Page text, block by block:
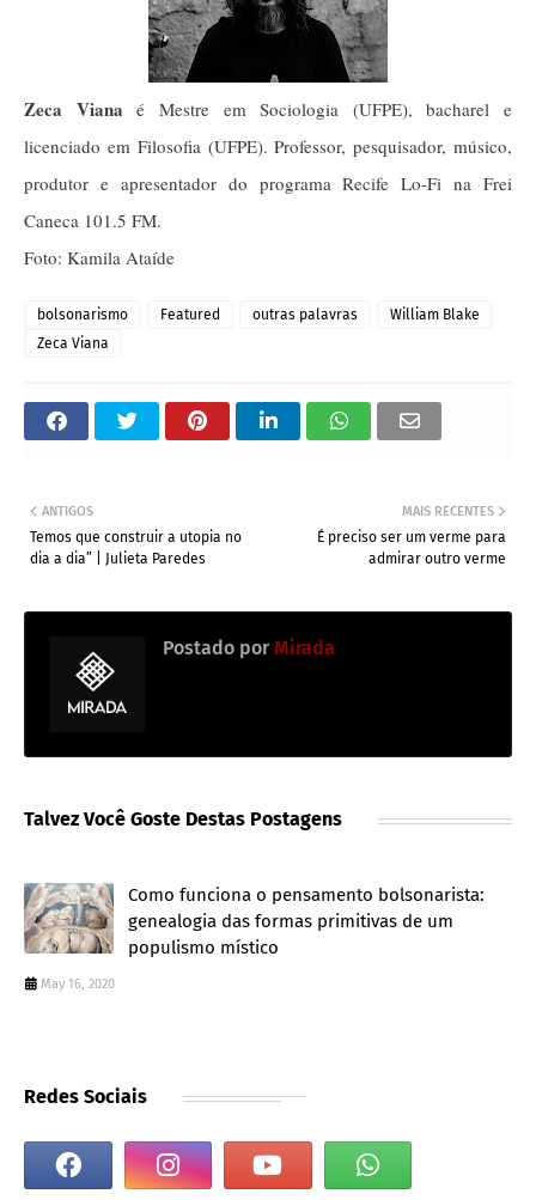
Zeca Viana é Mestre em Sociologia (UFPE), bacharel e
licenciado em Filosofia (UFPE). Professor, pesquisador, músico,
produtor e apresentador do programa Recife Lo-Fi na Frei
Caneca 101.5 FM.
Foto: Kamila Ataíde
bolsonarismo Featured outras palavras
William Blake
Zeca Viana
MAIS RECENTES
É preciso ser um verme para
admirar outro verme
ANTIGOS
Temos que construir a utopia no
dia a dia” | Julieta Paredes
Postado por Mirada
Talvez Você Goste Destas Postagens
Como funciona o pensamento bolsonarista:
genealogia das formas primitivas de um
populismo místico
May 16, 2020
Redes Sociais